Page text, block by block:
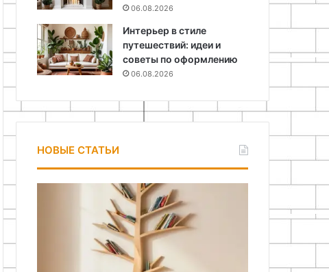
06.08.2026
Интерьер в стиле
путешествий: идеи и
советы по оформлению
06.08.2026
НОВЫЕ СТАТЬИ